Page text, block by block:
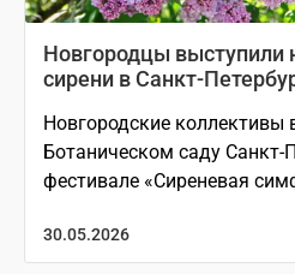
Новгородцы выступили
сирени в Санкт-
Новгородские коллективы
Ботаническом саду Санкт-
фестивале «Сиреневая
30.05.2026